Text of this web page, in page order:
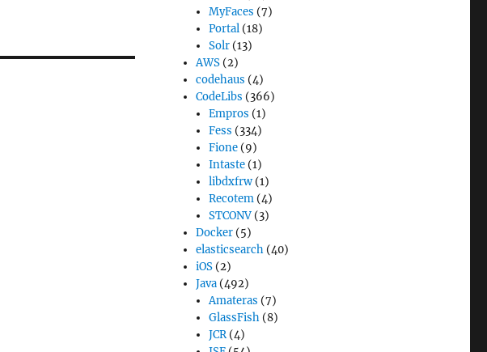
MyFaces (7)
Portal (18)
Solr (13)
AWS (2)
codehaus (4)
CodeLibs (366)
Empros (1)
Fess (334)
Fione (9)
Intaste (1)
libdxfrw (1)
Recotem (4)
STCONV (3)
Docker (5)
elasticsearch (40)
iOS (2)
Java (492)
Amateras (7)
GlassFish (8)
JCR(4)